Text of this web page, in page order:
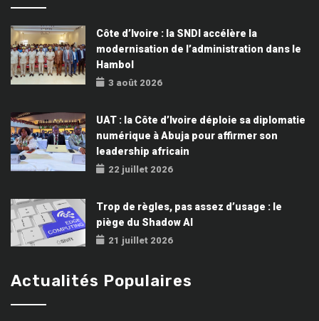
Côte d’Ivoire : la SNDI accélère la
modernisation de l’administration dans le
Hambol
3 août 2026
UAT : la Côte d’Ivoire déploie sa diplomatie
numérique à Abuja pour affirmer son
leadership africain
22 juillet 2026
Trop de règles, pas assez d’usage : le
piège du Shadow AI
21 juillet 2026
Actualités Populaires